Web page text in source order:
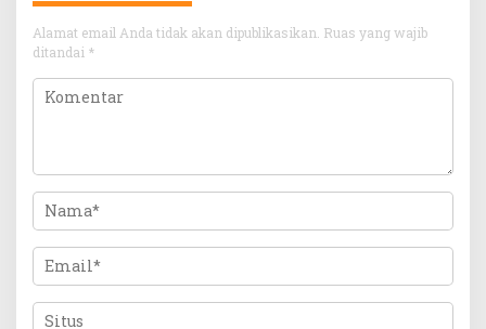
Alamat email Anda tidak akan dipublikasikan. Ruas yang wajib
ditandai *